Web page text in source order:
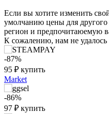
Если вы хотите изменить
умолчанию цены для другого
регион и предпочитаюемую
К сожалению, нам не
-87%
95 ₽ купить
Market
-86%
97 ₽ купить
₽